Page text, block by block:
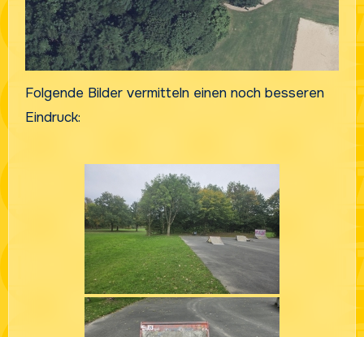
Folgende Bilder vermitteln einen noch besseren
Eindruck: